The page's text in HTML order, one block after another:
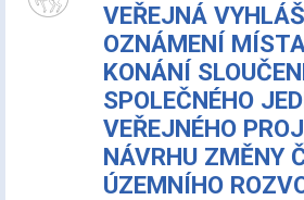
VEŘEJNÁ
OZNÁMENÍ
KONÁNÍ
SPOLEČNÉHO
VEŘEJNÉHO
NÁVRHU ZMĚNY
ÚZEMNÍHO